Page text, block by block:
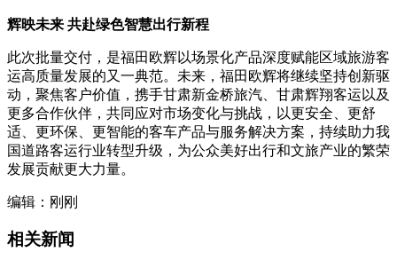
辉映未来 共赴绿色智慧出行新程
此次批量交付，是福田欧辉以场景化产品深度赋能区域旅游客
运高质量发展的又一典范。未来，福田欧辉将继续坚持创新驱
动，聚焦客户价值，携手甘肃新金桥旅汽、甘肃辉翔客运以及
更多合作伙伴，共同应对市场变化与挑战，以更安全、更舒
适、更环保、更智能的客车产品与服务解决方案，持续助力我
国道路客运行业转型升级，为公众美好出行和文旅产业的繁荣
发展贡献更大力量。
编辑：刚刚
相关新闻